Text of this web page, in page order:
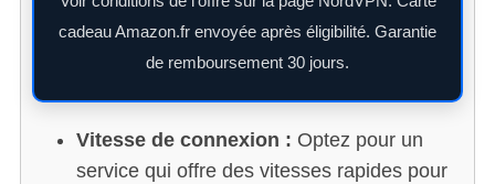
cadeau Amazon.fr envoyée après éligibilité. Garantie
de remboursement 30 jours.
Vitesse de connexion : Optez pour un
service qui offre des vitesses rapides pour